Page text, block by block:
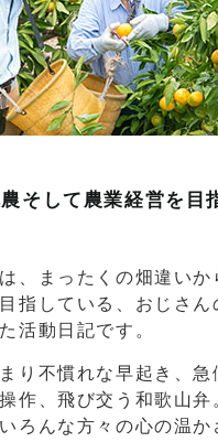
そして農業経営を目
、まったくの畑違いか
指している、おじさん
活動日記です。
り不慣れな早起き、急
作、飛び交う和歌山弁
ろんな方々の心の温か